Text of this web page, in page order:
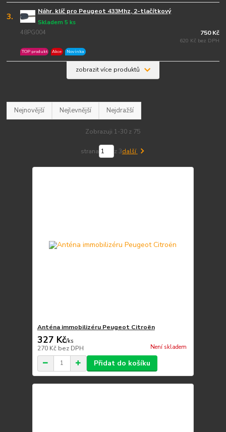
3. Náhr. klíč pro Peugeot 433Mhz, 2-tlačítkový
48PG004
Skladem 5 ks
TOP produkt Akce Novinka
750 Kč
620 Kč bez DPH
zobrazit více produktů
Nejnovější Nejlevnější Nejdražší
Zobrazuji 1-30 z 75
strana z 3další
Anténa immobilizéru Peugeot Citroën
327 Kč/ks
270 Kč bez DPH Není skladem
Přidat do košíku